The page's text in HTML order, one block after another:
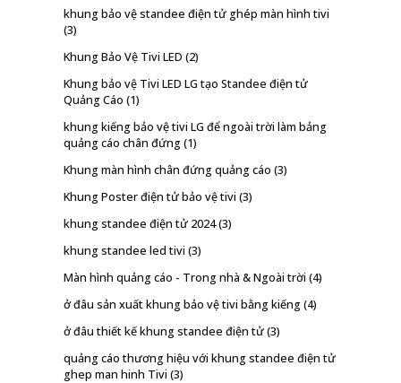
khung bảo vệ standee điện tử ghép màn hình tivi
(3)
Khung Bảo Vệ Tivi LED (2)
Khung bảo vệ Tivi LED LG tạo Standee điện tử
Quảng Cáo (1)
khung kiếng bảo vệ tivi LG để ngoài trời làm bảng
quảng cáo chân đứng(1)
Khung màn hình chân đứng quảng cáo (3)
Khung Poster điện tử bảo vệ tivi (3)
khung standee điện tử 2024(3)
khung standee led tivi (3)
Màn hình quảng cáo - Trong nhà & Ngoài trời (4)
ở đâu sản xuất khung bảo vệ tivi bằng kiếng(4)
ở đâu thiết kế khung standee điện tử(3)
quảng cáo thương hiệu với khung standee điện tử
ghep man hinh Tivi (3)